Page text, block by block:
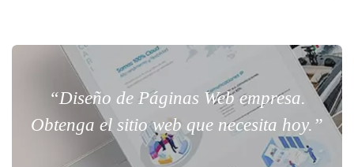
“Diseño de Páginas Web empresa.
Obtenga el sitio web que necesita hoy.”